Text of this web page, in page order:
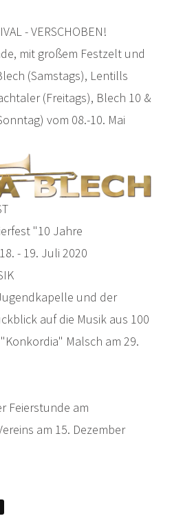
- VERSCHOBEN!
mit großem Festzelt und
(Samstags), Lentills
(Freitags), Blech 10 &
vom 08.-10. Mai
"10 Jahre
- 19. Juli 2020
und der
auf die Musik aus 100
Malsch am 29.
Feierstunde am
am 15. Dezember